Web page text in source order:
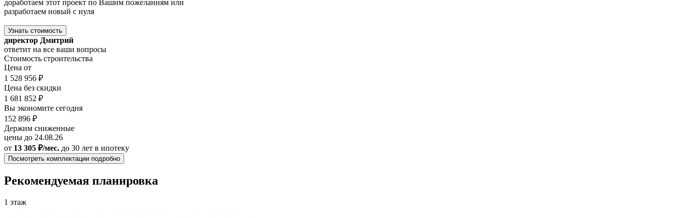
доработаем этот проект по Вашим пожеланиям или
разработаем новый с нуля
Узнать стоимость
директор Дмитрий
ответит на все ваши вопросы
Стоимость строительства
Цена от
1 528 956 ₽
Цена без скидки
1 681 852 ₽
Вы экономите сегодня
152 896 ₽
Держим сниженные
цены до 24.08.26
от 13 305 ₽/мес. до 30 лет в ипотеку
Посмотреть комплектации подробно
Рекомендуемая планировка
1 этаж